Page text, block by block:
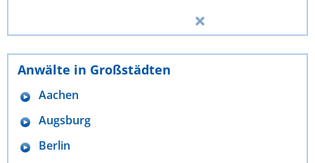
Anwälte in Großstädten
Aachen
Augsburg
Berlin